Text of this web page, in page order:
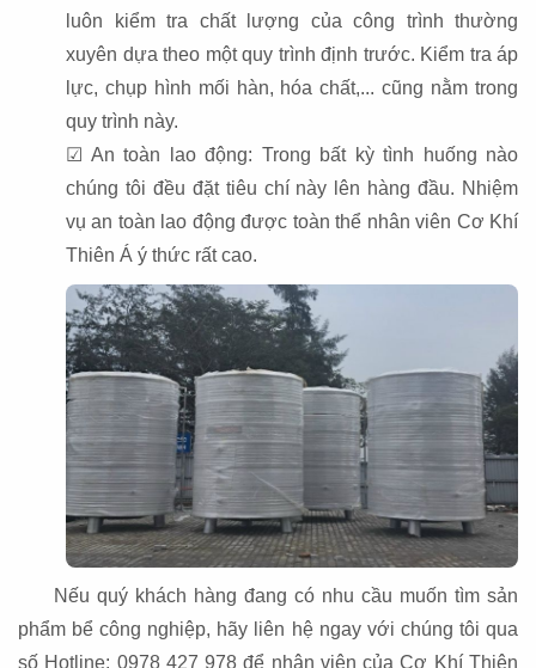
luôn kiểm tra chất lượng của công trình thường
xuyên dựa theo một quy trình định trước. Kiểm tra áp
lực, chụp hình mối hàn, hóa chất,... cũng nằm trong
quy trình này.
☑ An toàn lao động: Trong bất kỳ tình huống nào
chúng tôi đều đặt tiêu chí này lên hàng đầu. Nhiệm
vụ an toàn lao động được toàn thể nhân viên Cơ Khí
Thiên Á ý thức rất cao.
Nếu quý khách hàng đang có nhu cầu muốn tìm sản
phẩm bể công nghiệp, hãy liên hệ ngay với chúng tôi qua
số Hotline: 0978 427 978 để nhân viên của Cơ Khí Thiên